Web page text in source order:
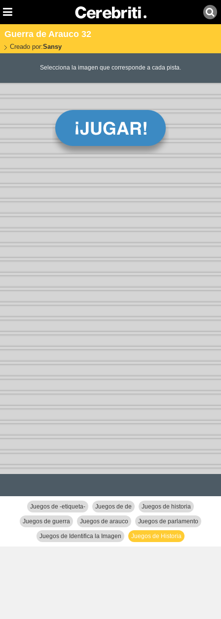
Guerra de Arauco 32
Creado por:Sansy
Selecciona la imagen que corresponde a cada pista.
Juegos de -etiqueta- Juegos de de Juegos de historia
Juegos de guerra Juegos de arauco Juegos de parlamento
Juegos de Identifica la Imagen Juegos de Historia